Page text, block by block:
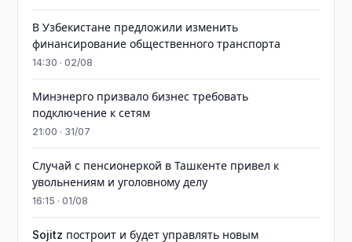
В Узбекистане предложили изменить
финансирование общественного транспорта
14:30 · 02/08
Минэнерго призвало бизнес требовать
подключение к сетям
21:00 · 31/07
Случай с пенсионеркой в Ташкенте привел к
увольнениям и уголовному делу
16:15 · 01/08
Sojitz построит и будет управлять новым